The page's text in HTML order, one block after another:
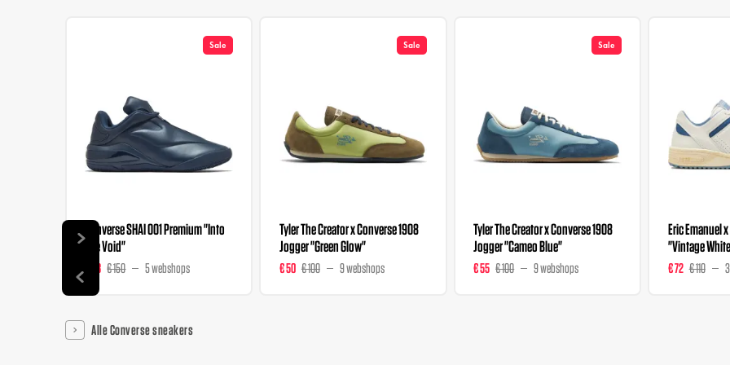
Sale
Converse SHAI 001 Premium "Into
The Void"
€ 98 € 150 5 webshops
Sale
Tyler The Creator x Converse 1908
Jogger "Green Glow"
€ 50 € 100 9 webshops
Sale
Tyler The Creator x Converse 1908
Jogger "Cameo Blue"
€ 55 € 100 9 webshops
Eric Emanuel
"Vintage
€ 72 € 110
Alle Converse sneakers